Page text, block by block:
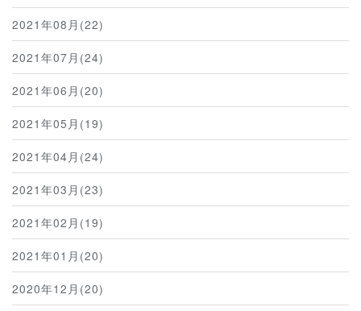
2021年08月(22)
2021年07月(24)
2021年06月(20)
2021年05月(19)
2021年04月(24)
2021年03月(23)
2021年02月(19)
2021年01月(20)
2020年12月(20)